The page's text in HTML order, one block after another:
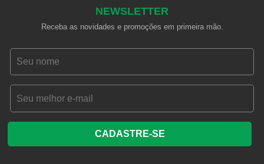
NEWSLETTER
Receba as novidades e promoções em primeira mão.
CADASTRE-SE